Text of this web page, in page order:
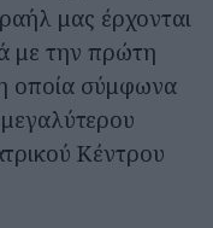
μας έρχονται
με την πρώτη
οποία σύμφωνα
Κέντρου